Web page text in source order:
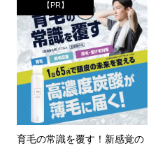
【PR】
育毛の常識を覆す！新感覚の